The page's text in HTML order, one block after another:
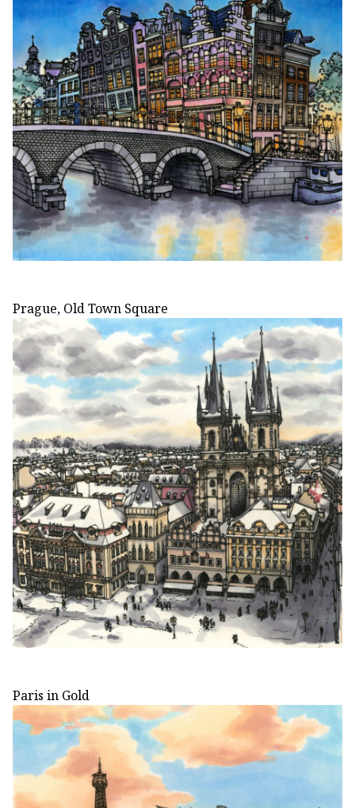
Prague, Old Town Square
Paris in Gold